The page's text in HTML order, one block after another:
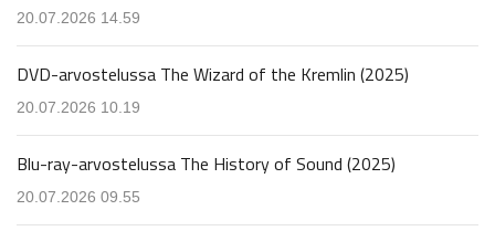
20.07.2026 14.59
DVD-arvostelussa The Wizard of the Kremlin (2025)
20.07.2026 10.19
Blu-ray-arvostelussa The History of Sound (2025)
20.07.2026 09.55